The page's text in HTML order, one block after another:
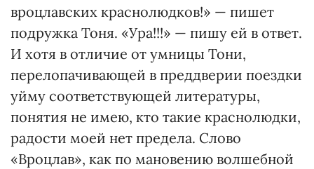
вроцлавских краснолюдков!» — пишет
подружка Тоня. «Ура!!!» — пишу ей в ответ.
И хотя в отличие от умницы Тони,
перелопачивающей в преддверии поездки
уйму соответствующей литературы,
понятия не имею, кто такие краснолюдки,
радости моей нет предела. Слово
«Вроцлав», как по мановению волшебной